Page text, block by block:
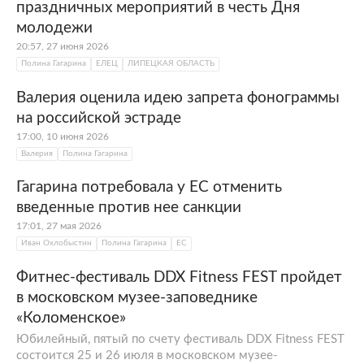
Гагариной, поэтому она с детства
определила для себя будущую карьеру.
Как началась музыкальная карьера
Полины Гагариной?
В 14 лет она окончила музыкальную школу и
экстерном поступила в Государственное
Будучи студенткой второго курса, стала
участницей телепроектаМаксима Фадеева
«Фабрика звезд».
знаменитостями, в том числе с Ириной
Дубцовой, с которой позже записала хит
«Кому, зачем?». На конкурсе Полина
Гагарина исполнила несколько песен
Максима Фадеева и победила, но от
праздничных мероприятий в честь Дня
молодежи
20:57, 27 июня 2026
Полина Гагарина ЕЛЕЦ ЛИПЕЦКАЯ ОБЛАСТЬ
Валерия оценила идею запрета фонограммы
на российской эстраде
17:00, 10 июня 2026
Валерия Полина Гагарина
Гагарина потребовала у ЕС отменить
введенные против нее санкции
17:01, 27 мая 2026
Иван Охлобыстин Полина Гагарина ЕС
Фитнес-фестиваль DDX Fitness FEST пройдет
в московском музее-заповеднике
«Коломенское»
Юбилейный, пятый по счету фестиваль DDX Fitness FEST
состоится 25 и 26 июля в московском музее-